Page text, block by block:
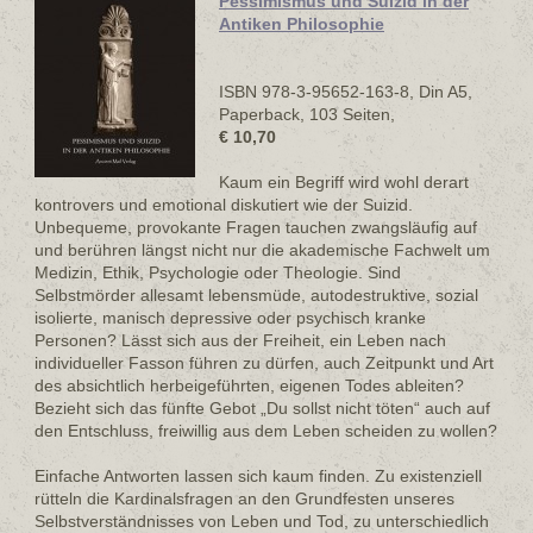
Antiken Philosophie
ISBN 978-3-95652-163-8, Din A5,
Paperback, 103 Seiten,
€ 10,70
Kaum ein Begriff wird wohl derart
kontrovers und emotional diskutiert wie der Suizid.
Unbequeme, provokante Fragen tauchen zwangsläufig auf
und berühren längst nicht nur die akademische Fachwelt um
Medizin, Ethik, Psychologie oder Theologie. Sind
Selbstmörder allesamt lebensmüde, autodestruktive, sozial
isolierte, manisch depressive oder psychisch kranke
Personen? Lässt sich aus der Freiheit, ein Leben nach
individueller Fasson führen zu dürfen, auch Zeitpunkt und Art
des absichtlich herbeigeführten, eigenen Todes ableiten?
Bezieht sich das fünfte Gebot „Du sollst nicht töten“ auch auf
den Entschluss, freiwillig aus dem Leben scheiden zu wollen?
Einfache Antworten lassen sich kaum finden. Zu existenziell
rütteln die Kardinalsfragen an den Grundfesten unseres
Selbstverständnisses von Leben und Tod, zu unterschiedlich